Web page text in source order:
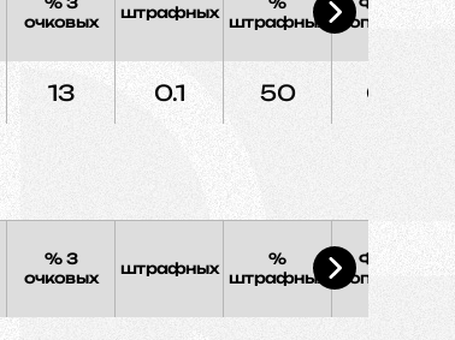
очковых
штрафных
штрафных
соперника
13 0.1 50 0.3
% 3
очковых
штрафных
%
штрафных
Фолы
соперника